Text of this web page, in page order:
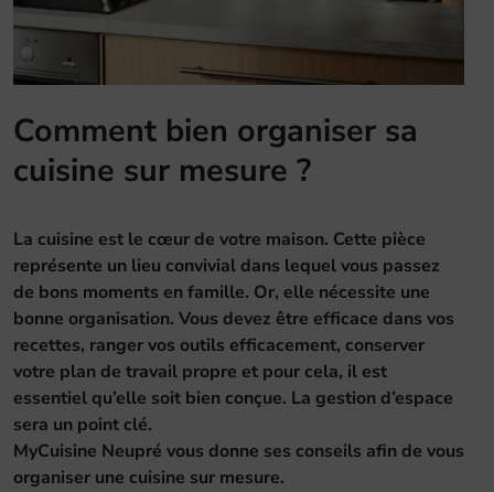
Comment bien organiser sa
cuisine sur mesure ?
La cuisine est le cœur de votre maison. Cette pièce
représente un lieu convivial dans lequel vous passez
de bons moments en famille. Or, elle nécessite une
bonne organisation. Vous devez être efficace dans vos
recettes, ranger vos outils efficacement, conserver
votre plan de travail propre et pour cela, il est
essentiel qu’elle soit bien conçue. La gestion d’espace
sera un point clé.
MyCuisine Neupré vous donne ses conseils afin de vous
organiser une cuisine sur mesure.